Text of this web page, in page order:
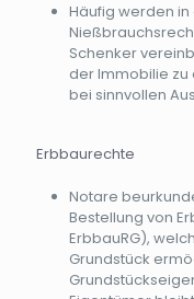
Häufig werden
Schenker
der Immobilie
bei sinnvollen
Erbbaurechte
Notare
Bestellung von
ErbbauRG),
Grundstück